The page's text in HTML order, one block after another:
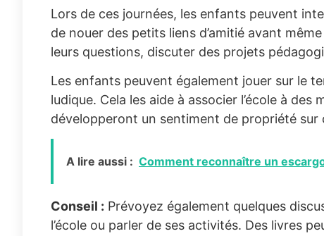
Lors de ces journées, les enfants peuvent
de nouer des petits liens d’amitié avant
leurs questions, discuter des projets
Les enfants peuvent également jouer sur le
ludique. Cela les aide à associer l’école à
développeront un sentiment de propriété sur
A lire aussi : Comment reconnaître un
Conseil : Prévoyez également quelques
l’école ou parler de ses activités. Des livres